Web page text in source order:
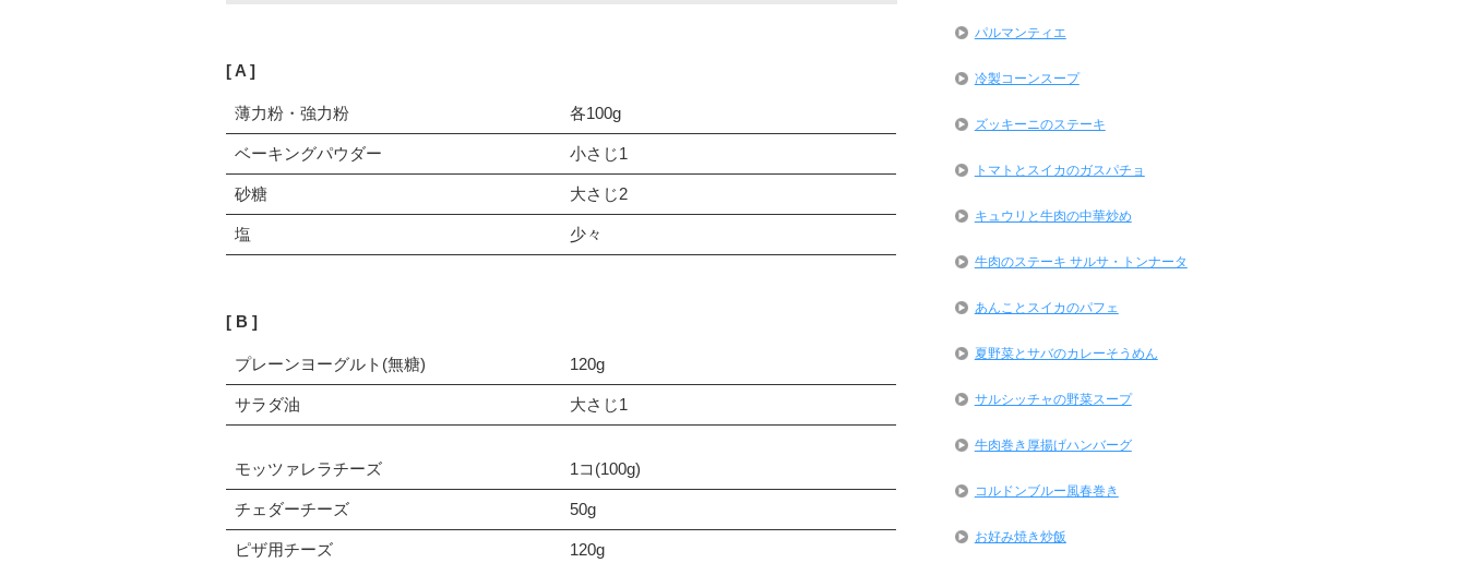
A
薄力粉・強力粉 各100g
ベーキングパウダー 小さじ1
砂糖 大さじ2
塩 少々
B
プレーンヨーグルト(無糖) 120g
サラダ油 大さじ1
モッツァレラチーズ 1コ(100g)
チェダーチーズ 50g
ピザ用チーズ 120g
パルマンティエ
冷製コーンスープ
ズッキーニのステーキ
トマトとスイカのガスパチョ
キュウリと牛肉の中華炒め
牛肉のステーキ サルサ・トンナータ
あんことスイカのパフェ
夏野菜とサバのカレーそうめん
サルシッチャの野菜スープ
牛肉巻き厚揚げハンバーグ
コルドンブルー風春巻き
お好み焼き炒飯